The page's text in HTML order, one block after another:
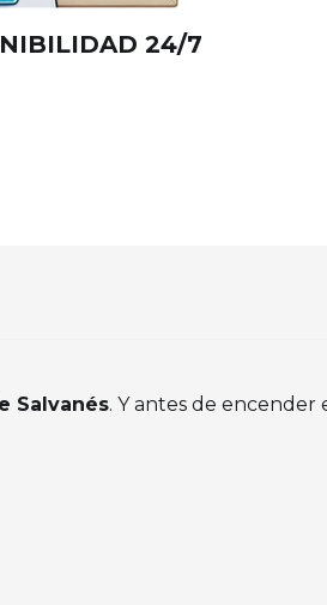
24/7
Salvanés. Y antes de encender